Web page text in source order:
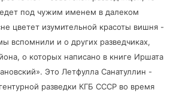
под чужим именем в далеком
цветет изумительной красоты вишня -
вспомнили и о других разведчиках,
о которых написано в книге Иршата
Это Летфулла Санатуллин -
разведки КГБ СССР во время